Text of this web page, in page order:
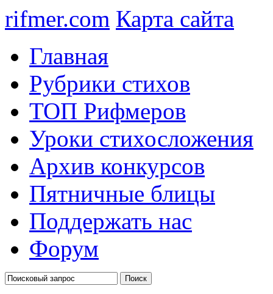
rifmer.com Карта сайта
Главная
Рубрики стихов
ТОП Рифмеров
Уроки стихосложения
Архив конкурсов
Пятничные блицы
Поддержать нас
Форум